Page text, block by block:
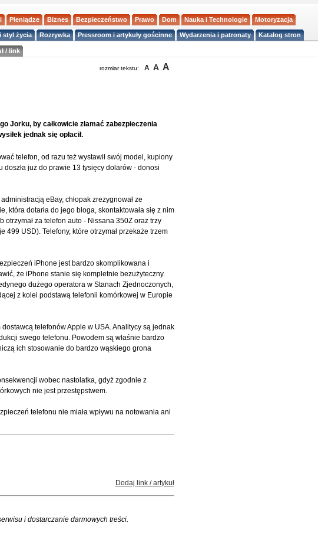
Pieniądze Biznes Bezpieczeństwo Prawo Dom Nauka i Technologie Motoryzacja
styl życia Rozrywka Pressroom i artykuły gościnne Wydarzenia i patronaty Katalog stron
/ link
rozmiar tekstu: A A A
Jorku, by całkowicie złamać zabezpieczenia
jednak się opłacił.
telefon, od razu też wystawił swój model, kupiony
doszła już do prawie 13 tysięcy dolarów - donosi
eBay, chłopak zrezygnował ze
która dotarła do jego bloga, skontaktowała się z nim
za telefon auto - Nissana 350Z oraz trzy
USD). Telefony, które otrzymał przekaże trzem
iPhone jest bardzo skomplikowana i
że iPhone stanie się kompletnie bezużyteczny.
dużego operatora w Stanach Zjednoczonych,
z kolei podstawą telefonii komórkowej w Europie
telefonów Apple w USA. Analitycy są jednak
swego telefonu. Powodem są właśnie bardzo
ich stosowanie do bardzo wąskiego grona
wobec nastolatka, gdyż zgodnie z
nie jest przestępstwem.
telefonu nie miała wpływu na notowania ani
Dodaj link / artykuł
i dostarczanie darmowych treści.